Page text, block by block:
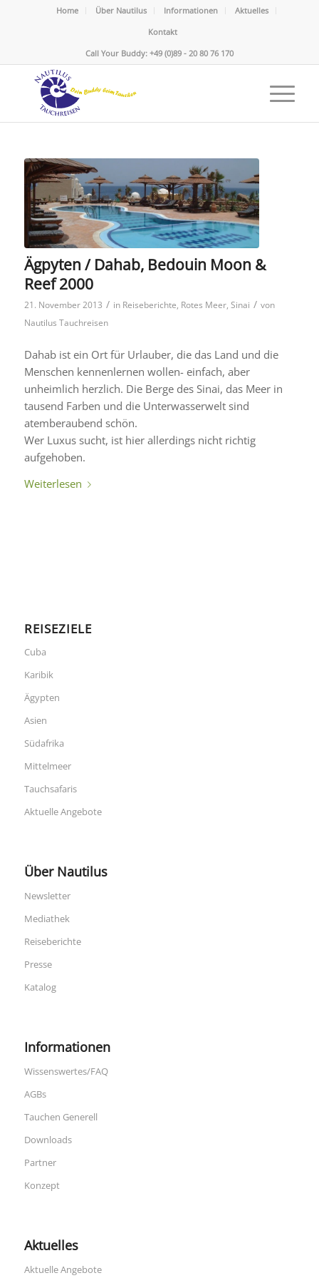
Home Über Nautilus Informationen
Aktuelles
Kontakt
Call Your Buddy: +49 (0)89 - 20 80 76 170
Ägpyten / Dahab, Bedouin Moon &
Reef 2000
21. November 2013 / in Reiseberichte, Rotes Meer, Sinai / von
Nautilus Tauchreisen
Dahab ist ein Ort für Urlauber, die das Land und die
Menschen kennenlernen wollen- einfach, aber
unheimlich herzlich. Die Berge des Sinai, das Meer in
tausend Farben und die Unterwasserwelt sind
atemberaubend schön.
Wer Luxus sucht, ist hier allerdings nicht richtig
aufgehoben.
Weiterlesen
REISEZIELE
Cuba
Karibik
Ägypten
Asien
Südafrika
Mittelmeer
Tauchsafaris
Aktuelle Angebote
Über Nautilus
Newsletter
Mediathek
Reiseberichte
Presse
Katalog
Informationen
Wissenswertes/FAQ
AGBs
Tauchen Generell
Downloads
Partner
Konzept
Aktuelles
Aktuelle Angebote